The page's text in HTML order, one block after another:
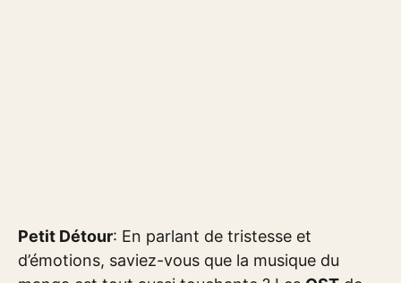
Petit Détour: En parlant de tristesse et
d’émotions, saviez-vous que la musique du